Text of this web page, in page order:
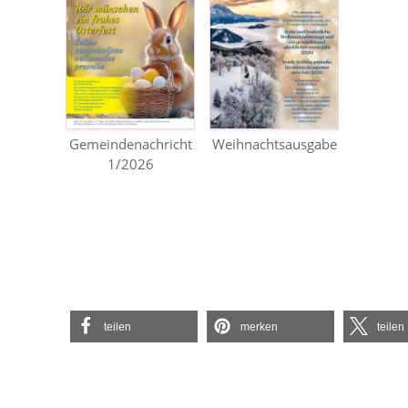
Gemeindenachricht
1/2026
Weihnachtsausgabe
teilen merken teilen